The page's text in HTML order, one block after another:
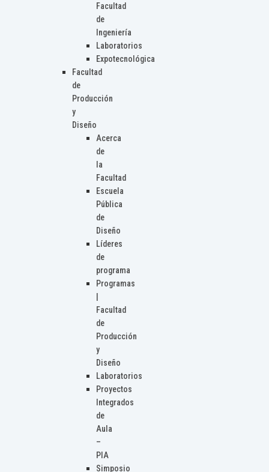
Facultad
de
Ingeniería
Laboratorios
Expotecnológica
Facultad
de
Producción
y
Diseño
Acerca
de
la
Facultad
Escuela
Pública
de
Diseño
Líderes
de
programa
Programas
Facultad
de
Producción
y
Diseño
Laboratorios
Proyectos
Integrados
de
Aula
–
PIA
Simposio